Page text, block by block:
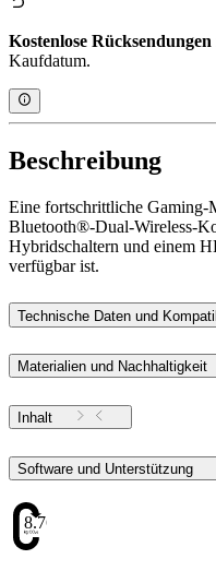
Kostenlose Rücksendungen
Kaufdatum.
Beschreibung
Eine fortschrittliche
Bluetooth®-Dual-Wireless-
Hybridschaltern und einem
verfügbar ist.
Technische Daten und
Materialien und Nachhaltigkeit
Inhalt
Software und Unterstützung
8.76